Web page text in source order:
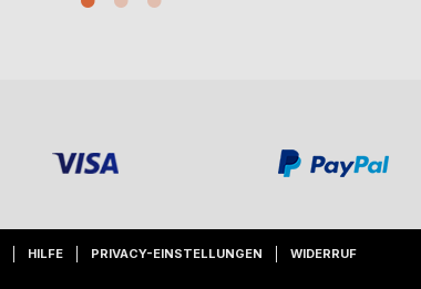
HILFE PRIVACY-EINSTELLUNGEN WIDERRUF